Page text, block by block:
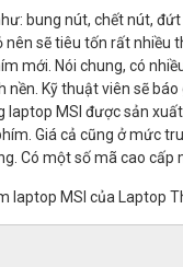
bung nút, chết nút,
nên sẽ tiêu tốn rất nhiều
mới. Nói chung, có
nền. Kỹ thuật viên sẽ báo
laptop MSI được sản
Giá cả cũng ở mức
Có một số mã cao cấp
laptop MSI của Laptop